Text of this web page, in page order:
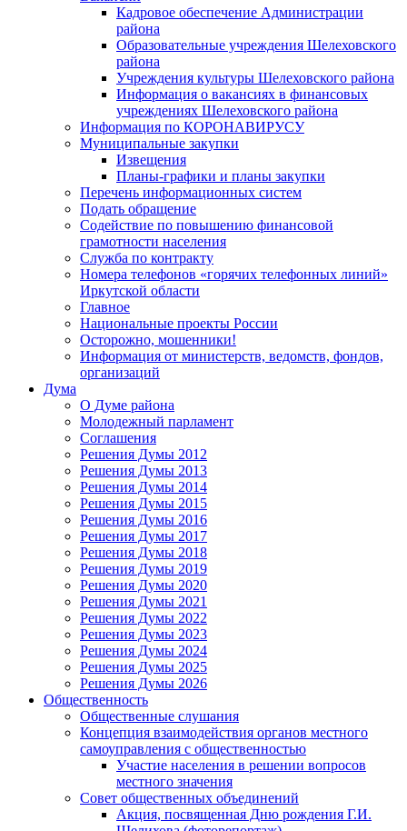
Кадровое обеспечение Администрации
района
Образовательные учреждения Шелеховского
района
Учреждения культуры Шелеховского района
Информация о вакансиях в финансовых
учреждениях Шелеховского района
Информация по КОРОНАВИРУСУ
Муниципальные закупки
Извещения
Планы-графики и планы закупки
Перечень информационных систем
Подать обращение
Содействие по повышению финансовой
грамотности населения
Служба по контракту
Номера телефонов «горячих телефонных линий»
Иркутской области
Главное
Национальные проекты России
Осторожно, мошенники!
Информация от министерств, ведомств, фондов,
организаций
Дума
О Думе района
Молодежный парламент
Соглашения
Решения Думы 2012
Решения Думы 2013
Решения Думы 2014
Решения Думы 2015
Решения Думы 2016
Решения Думы 2017
Решения Думы 2018
Решения Думы 2019
Решения Думы 2020
Решения Думы 2021
Решения Думы 2022
Решения Думы 2023
Решения Думы 2024
Решения Думы 2025
Решения Думы 2026
Общественность
Общественные слушания
Концепция взаимодействия органов местного
самоуправления с общественностью
Участие населения в решении вопросов
местного значения
Совет общественных объединений
Акция, посвященная Дню рождения Г.И.